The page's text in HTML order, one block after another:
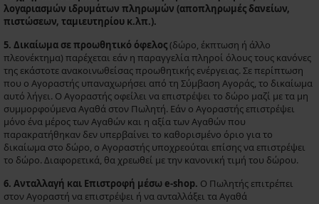
λογαριασμών ιδρυμάτων πληρωμών (αποπληρωμές δανείων,
πιστώσεων, ταμιευτηρίου κ.λπ.).
5. Δικαίωμα σε προωθητικό όφελος(δώρο, έκπτωση ή άλλο
πλεονέκτημα) παρέχεται εάν η παραγγελία πληροί όλους τους κανόνες
της εκάστοτε ανακοινωθείσας προωθητικής ενέργειας. Σε περίπτωση
που ο Αγοραστής υπαναχωρήσει από τη Σύμβαση Αγοράς, το δικαίωμα
αυτό λήγει. Ο Αγοραστής οφείλει να επιστρέψει το δώρο μαζί με τα μη
συμμορφούμενα Αγαθά στον Πωλητή. Εάν ο Αγοραστής επιστρέψει
μόνο ένα μέρος των Αγαθών και η αξία των Αγαθών που
παρακρατήθηκαν δεν υπερβαίνει το καθορισμένο όριο για το
δικαίωμα στο δώρο, ο Αγοραστής υποχρεούται επίσης να επιστρέψει
το δώρο. Διαφορετικά, θα χρεωθεί με την κανονική τιμή του δώρου.
6. Ανταλλαγή και Επιστροφή μέσω e-shop. Ο Πωλητής επιτρέπει
στον Αγοραστή να επιστρέψει ή να ανταλλάξει τα Αγαθά